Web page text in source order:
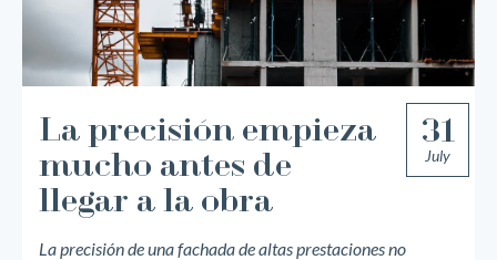
¿Te podemos asesorar?
La precisión empieza
mucho antes de
llegar a la obra
31
July
La precisión de una fachada de altas prestaciones no